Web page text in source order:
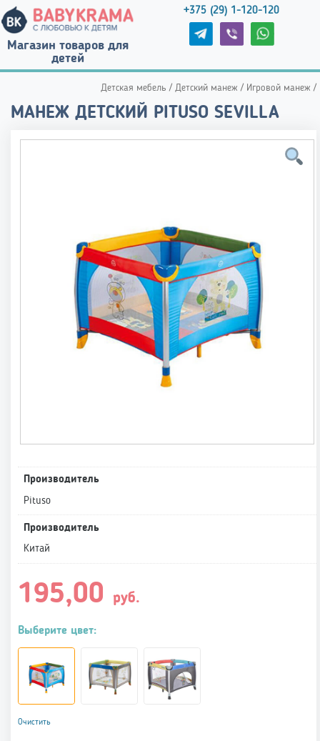
Магазин товаров для
детей
+375 (29) 1-120-120
Детская мебель / Детский манеж / Игровой манеж /
МАНЕЖ ДЕТСКИЙ PITUSO SEVILLA
Производитель
Pituso
Производитель
Китай
195,00 руб.
Выберите цвет:
Очистить